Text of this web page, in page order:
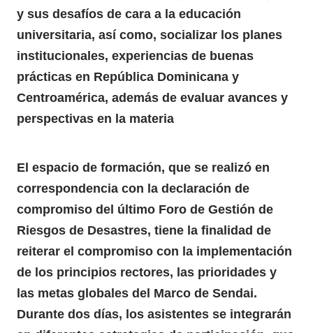
y sus desafíos de cara a la educación
universitaria, así como, socializar los planes
institucionales, experiencias de buenas
prácticas en República Dominicana y
Centroamérica, además de evaluar avances y
perspectivas en la materia
El espacio de formación, que se realizó en
correspondencia con la declaración de
compromiso del último Foro de Gestión de
Riesgos de Desastres, tiene la finalidad de
reiterar el compromiso con la implementación
de los principios rectores, las prioridades y
las metas globales del Marco de Sendai.
Durante dos días, los asistentes se integrarán